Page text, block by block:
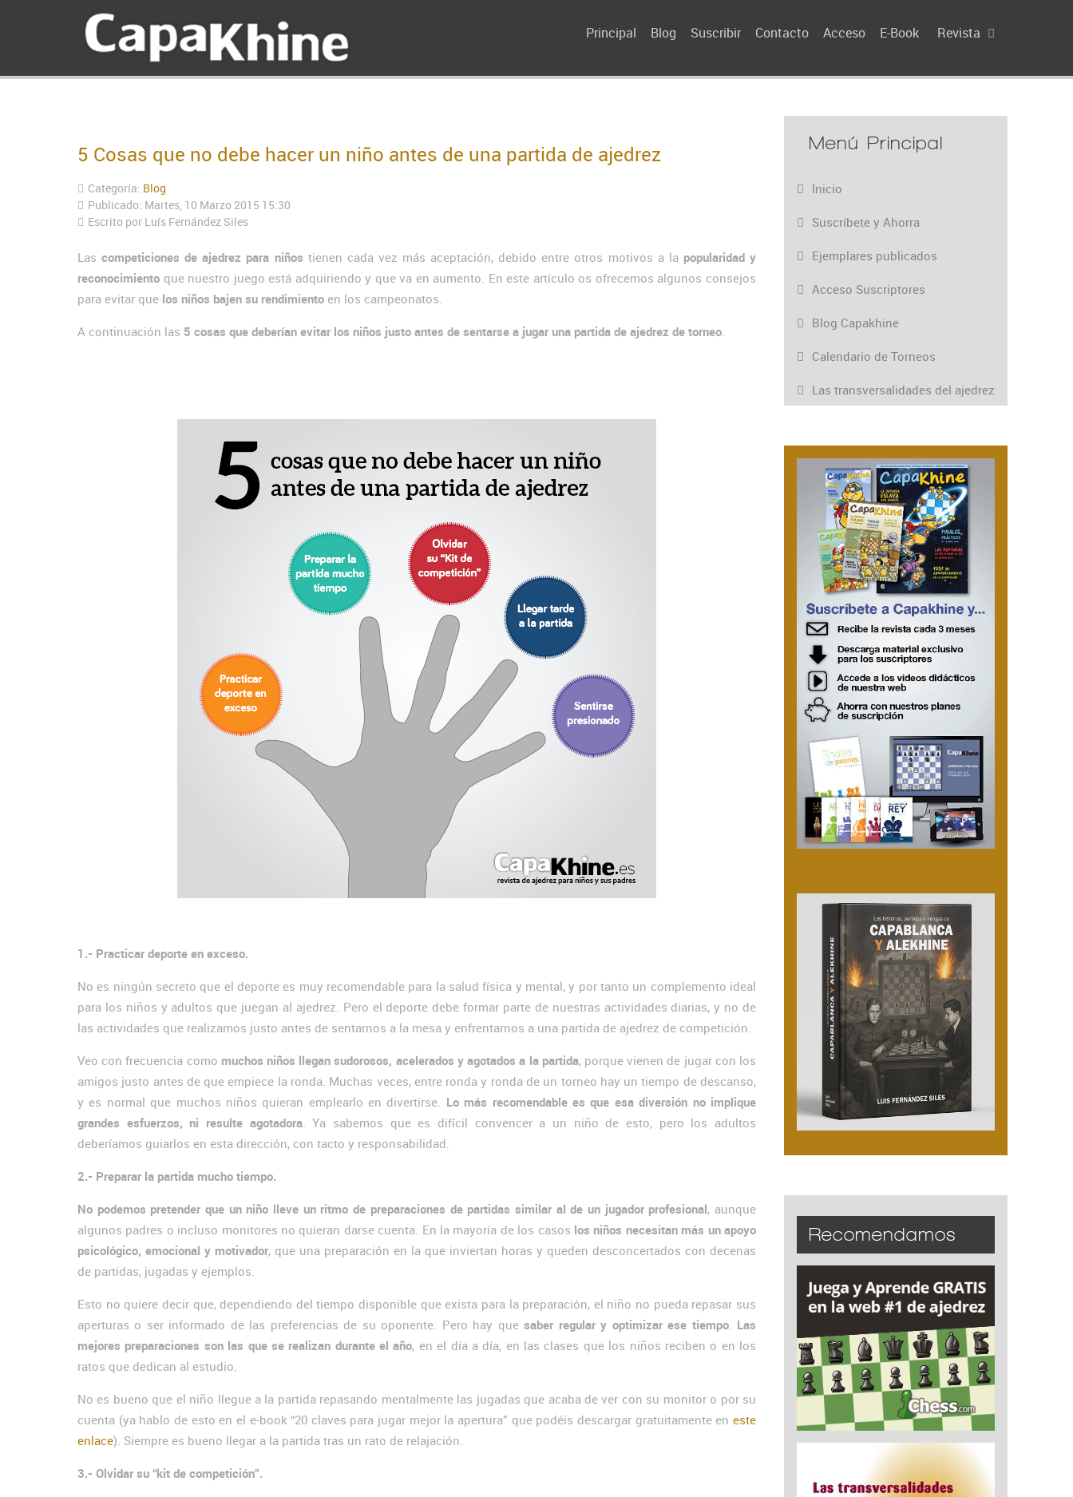
Principal Blog Suscribir Contacto Acceso E-Book Revista
5 Cosas que no debe hacer un niño antes de una partida de ajedrez
Categoría: Blog
Publicado: Martes, 10 Marzo 2015 15:30
Escrito por Luís Fernández Siles
Lascompeticiones de ajedrez para niños tienen cada vez más aceptación, debido entre otros motivos a la popularidad y
reconocimiento que nuestro juego está adquiriendo y que va en aumento. En este artículo os ofrecemos algunos consejos
para evitar que los niños bajen su rendimiento en los campeonatos.
A continuación las 5 cosas que deberían evitar los niños justo antes de sentarse a jugar una partida de ajedrez de torneo
1.- Practicar deporte en exceso.
No es ningún secreto que el deporte es muy recomendable para la salud física y mental, y por tanto un complemento ideal
para los niños y adultos que juegan al ajedrez. Pero el deporte debe formar parte de nuestras actividades diarias, y no de
las actividades que realizamos justo antes de sentarnos a la mesa y enfrentarnos a una partida de ajedrez de competición.
Veo con frecuencia como muchos niños llegan sudorosos, acelerados y agotados a la partida, porque vienen de jugar con los
amigos justo antes de que empiece la ronda. Muchas veces, entre ronda y ronda de un torneo hay un tiempo de descanso,
y es normal que muchos niños quieran emplearlo en divertirse. Lo más recomendable es que esa diversión no implique
grandes esfuerzos, ni resulte agotadora. Ya sabemos que es difícil convencer a un niño de esto, pero los adultos
deberíamos guiarlos en esta dirección, con tacto y responsabilidad.
2.- Preparar la partida mucho tiempo.
No podemos pretender que un niño lleve un ritmo de preparaciones de partidas similar al de un jugador profesional, aunque
algunos padres o incluso monitores no quieran darse cuenta. En la mayoría de los casos los niños necesitan más un apoyo
psicológico, emocional y motivador, que una preparación en la que inviertan horas y queden desconcertados con decenas
de partidas, jugadas y ejemplos.
Esto no quiere decir que, dependiendo del tiempo disponible que exista para la preparación, el niño no pueda repasar sus
aperturas o ser informado de las preferencias de su oponente. Pero hay quesaber regular y optimizar ese tiempo. Las
mejores preparaciones son las que se realizan durante el año, en el día a día, en las clases que los niños reciben o en los
ratos que dedican al estudio.
No es bueno que el niño llegue a la partida repasando mentalmente las jugadas que acaba de ver con su monitor o por su
cuenta (ya hablo de esto en el e-book “20 claves para jugar mejor la apertura” que podéis descargar gratuitamente en este
enlace). Siempre es bueno llegar a la partida tras un rato de relajación.
3.- Olvidar su “kit de competición”.
Menú Principal
Inicio
Suscríbete y Ahorra
Ejemplares publicados
Acceso Suscriptores
Blog Capakhine
Calendario de Torneos
Las transversalidades del ajedrez
Recomendamos